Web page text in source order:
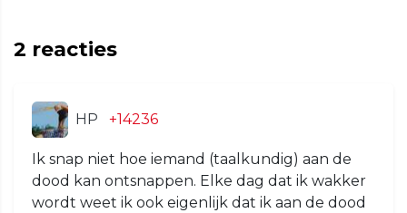
2 reacties
HP +14236
Ik snap niet hoe iemand (taalkundig) aan de
dood kan ontsnappen. Elke dag dat ik wakker
wordt weet ik ook eigenlijk dat ik aan de dood